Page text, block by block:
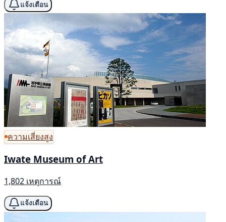
แจ้งเตือน
ความเสี่ยงสูง
Iwate Museum of Art
1,802 เหตุการณ์
แจ้งเตือน